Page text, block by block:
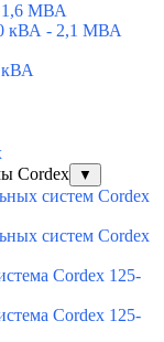
1,6 МВА
кВА - 2,1 МВА
кВА
Cordex
▼
систем Cordex
систем Cordex
Cordex 125-
Cordex 125-